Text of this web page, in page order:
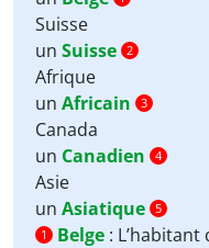
Suisse
un Suisse 2
Afrique
un Africain 3
Canada
un Canadien 4
Asie
un Asiatique 5
1
Belge : L’habitant